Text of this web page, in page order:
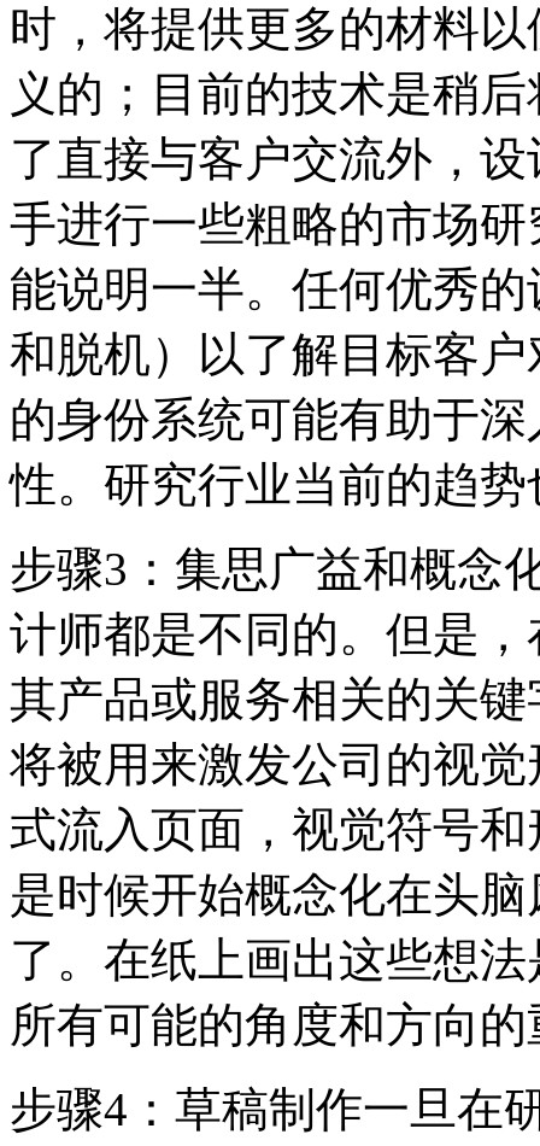
时，将提供更多的材料
义的；目前的技术是稍
了直接与客户交流外，
手进行一些粗略的市场
能说明一半。任何优秀
和脱机）以了解目标客
的身份系统可能有助于
性。研究行业当前的趋
步骤3：集思广益和概念
计师都是不同的。但是
其产品或服务相关的关
将被用来激发公司的视
式流入页面，视觉符号
是时候开始概念化在头
了。在纸上画出这些想
所有可能的角度和方向
步骤4：草稿制作一旦在